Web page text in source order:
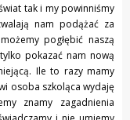
tak i my powinniśmy
nam podążać za
pogłębić naszą
pokazać nam nową
Ile to razy mamy
osoba szkoląca wydaję
znamy zagadnienia